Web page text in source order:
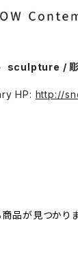
sculpture / 彫
HP: http://
品が見つかりま